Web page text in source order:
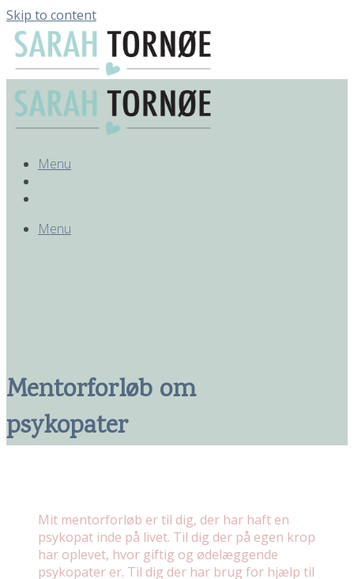
Skip to content
Menu
Menu
Mentorforløb om
psykopater
Mit mentorforløb er til dig, der har haft en
psykopat inde på livet. Til dig der på egen krop
har oplevet, hvor giftig og ødelæggende
psykopater er. Til dig der har brug for hjælp til